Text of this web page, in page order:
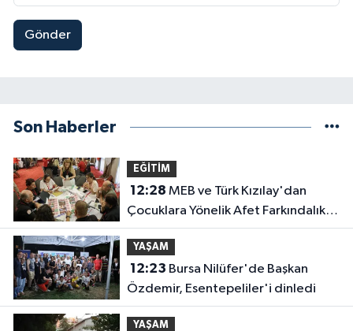
Gönder
Son Haberler
EĞİTİM
12:28
Çocuklara Yönelik Afet Farkındalık
Çalıştayı
YAŞAM
12:23
Özdemir, Esentepeliler'i dinledi
YAŞAM